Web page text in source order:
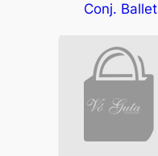
Conj. Ballet